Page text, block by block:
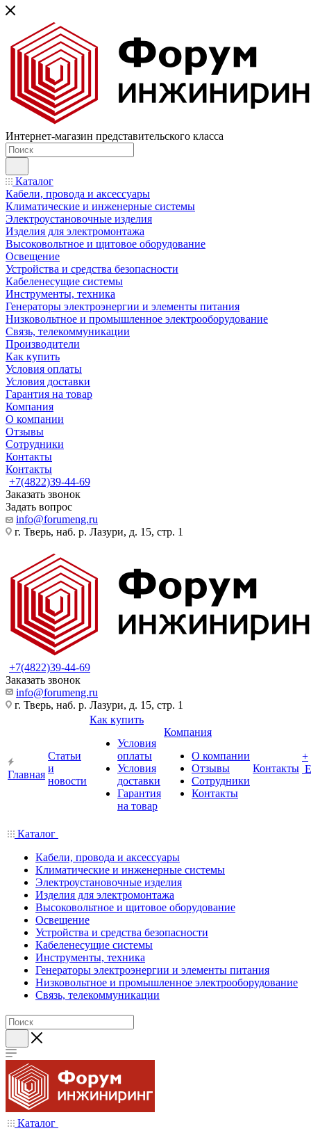
Интернет-магазин представительского класса
Каталог
Кабели, провода и аксессуары
Климатические и инженерные системы
Электроустановочные изделия
Изделия для электромонтажа
Высоковольтное и щитовое оборудование
Освещение
Устройства и средства безопасности
Кабеленесущие системы
Инструменты, техника
Генераторы электроэнергии и элементы питания
Низковольтное и промышленное электрооборудование
Связь, телекоммуникации
Производители
Как купить
Условия оплаты
Условия доставки
Гарантия на товар
Компания
О компании
Отзывы
Сотрудники
Контакты
Контакты
+7(4822)39-44-69
Заказать звонок
Задать вопрос
info@forumeng.ru
г. Тверь, наб. р. Лазури, д. 15, стр. 1
+7(4822)39-44-69
Заказать звонок
info@forumeng.ru
г. Тверь, наб. р. Лазури, д. 15, стр. 1
Главная
Статьи
и
новости
Как купить
Условия
оплаты
Условия
доставки
Гарантия
на товар
Компания
О компании
Отзывы
Сотрудники
Контакты
Контакты
+
Каталог
Кабели, провода и аксессуары
Климатические и инженерные системы
Электроустановочные изделия
Изделия для электромонтажа
Высоковольтное и щитовое оборудование
Освещение
Устройства и средства безопасности
Кабеленесущие системы
Инструменты, техника
Генераторы электроэнергии и элементы питания
Низковольтное и промышленное электрооборудование
Связь, телекоммуникации
Каталог